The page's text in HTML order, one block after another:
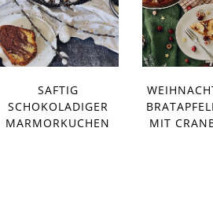
SAFTIG
SCHOKOLADIGER
MARMORKUCHEN
MIT